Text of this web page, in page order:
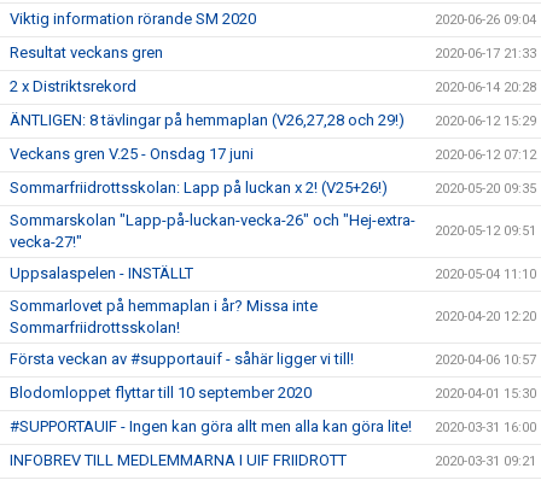
Viktig information rörande SM 2020 2020-06-26 09:04
Resultat veckans gren 2020-06-17 21:33
2 x Distriktsrekord 2020-06-14 20:28
ÄNTLIGEN: 8 tävlingar på hemmaplan (V26,27,28 och 29!) 2020-06-12 15:29
Veckans gren V.25 - Onsdag 17 juni 2020-06-12 07:12
Sommarfriidrottsskolan: Lapp på luckan x 2! (V25+26!) 2020-05-20 09:35
Sommarskolan "Lapp-på-luckan-vecka-26" och "Hej-extra-
vecka-27!"
2020-05-12 09:51
Uppsalaspelen - INSTÄLLT 2020-05-04 11:10
Sommarlovet på hemmaplan i år? Missa inte
Sommarfriidrottsskolan!
2020-04-20 12:20
Första veckan av #supportauif - såhär ligger vi till! 2020-04-06 10:57
Blodomloppet flyttar till 10 september 2020 2020-04-01 15:30
#SUPPORTAUIF - Ingen kan göra allt men alla kan göra lite! 2020-03-31 16:00
INFOBREV TILL MEDLEMMARNA I UIF FRIIDROTT 2020-03-31 09:21